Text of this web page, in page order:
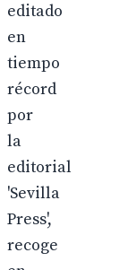
editado
en
tiempo
récord
por
la
editorial
'Sevilla
Press',
recoge